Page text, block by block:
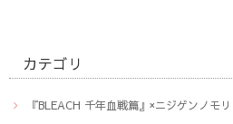
カテゴリ
『BLEACH 千年血戦篇』×ニジゲンノモリ